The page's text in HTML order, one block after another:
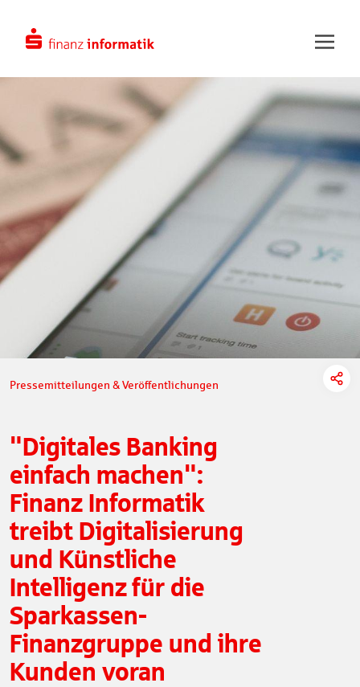
Pressemitteilungen & Veröffentlichungen
"Digitales Banking
einfach machen":
Finanz Informatik
treibt Digitalisierung
und Künstliche
Intelligenz für die
Sparkassen-
Finanzgruppe und ihre
Kunden voran